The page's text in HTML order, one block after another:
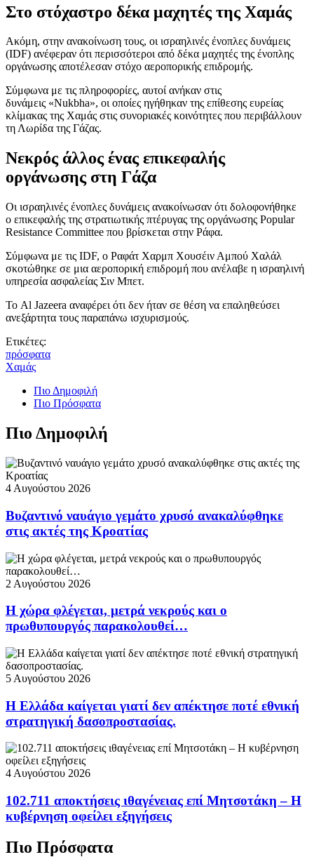
Στο στόχαστρο δέκα μαχητές της Χαμάς
Ακόμη, στην ανακοίνωση τους, οι ισραηλινές ένοπλες δυνάμεις
(IDF) ανέφεραν ότι περισσότεροι από δέκα μαχητές της ένοπλης
οργάνωσης αποτέλεσαν στόχο αεροπορικής επιδρομής.
Σύμφωνα με τις πληροφορίες, αυτοί ανήκαν στις
δυνάμεις «Nukbha», οι οποίες ηγήθηκαν της επίθεσης ευρείας
κλίμακας της Χαμάς στις συνοριακές κοινότητες που περιβάλλουν
τη Λωρίδα της Γάζας.
Νεκρός άλλος ένας επικεφαλής
οργάνωσης στη Γάζα
Οι ισραηλινές ένοπλες δυνάμεις ανακοίνωσαν ότι δολοφονήθηκε
ο επικεφαλής της στρατιωτικής πτέρυγας της οργάνωσης Popular
Resistance Committee που βρίσκεται στην Ράφα.
Σύμφωνα με τις IDF, ο Ραφάτ Χαρμπ Χουσέιν Αμπού Χαλάλ
σκοτώθηκε σε μια αεροπορική επιδρομή που ανέλαβε η ισραηλινή
υπηρεσία ασφαλείας Σιν Μπετ.
Το Al Jazeera αναφέρει ότι δεν ήταν σε θέση να επαληθεύσει
ανεξάρτητα τους παραπάνω ισχυρισμούς.
Ετικέτες:
πρόσφατα
Χαμάς
Πιο Δημοφιλή
Πιο Πρόσφατα
Πιο Δημοφιλή
4 Αυγούστου 2026
Βυζαντινό ναυάγιο γεμάτο χρυσό ανακαλύφθηκε
στις ακτές της Κροατίας
2 Αυγούστου 2026
Η χώρα φλέγεται, μετρά νεκρούς και ο
πρωθυπουργός παρακολουθεί…
5 Αυγούστου 2026
Η Ελλάδα καίγεται γιατί δεν απέκτησε ποτέ εθνική
στρατηγική δασοπροστασίας.
4 Αυγούστου 2026
102.711 αποκτήσεις ιθαγένειας επί Μητσοτάκη – Η
κυβέρνηση οφείλει εξηγήσεις
Πιο Πρόσφατα